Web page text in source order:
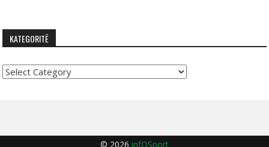
KATEGORITË
Kategoritë
© 2026 infOSport